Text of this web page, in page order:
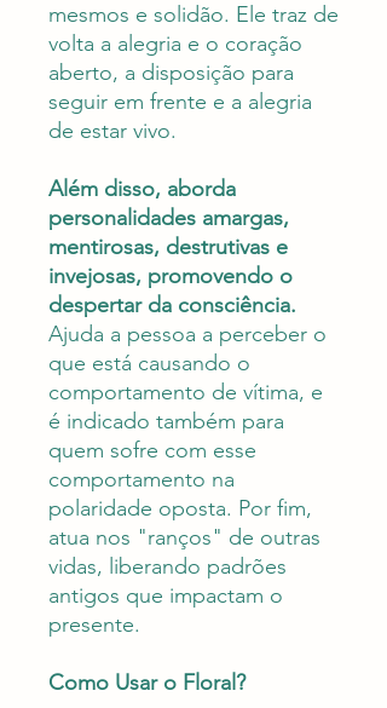
mesmos e solidão. Ele traz de
volta a alegria e o coração
aberto, a disposição para
seguir em frente e a alegria
de estar vivo.
Além disso, aborda
personalidades amargas,
mentirosas, destrutivas e
invejosas, promovendo o
despertar da consciência.
Ajuda a pessoa a perceber o
que está causando o
comportamento de vítima, e
é indicado também para
quem sofre com esse
comportamento na
polaridade oposta. Por fim,
atua nos "ranços" de outras
vidas, liberando padrões
antigos que impactam o
presente.
Como Usar o Floral?